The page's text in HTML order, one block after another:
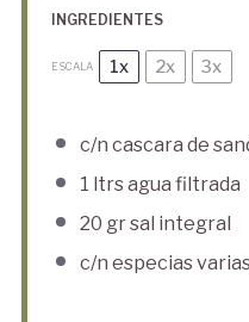
INGREDIENTES
ESCALA 1x 2x 3x
c/n cascara de
1 ltrs agua filtrada
20 gr sal integral
c/n especias